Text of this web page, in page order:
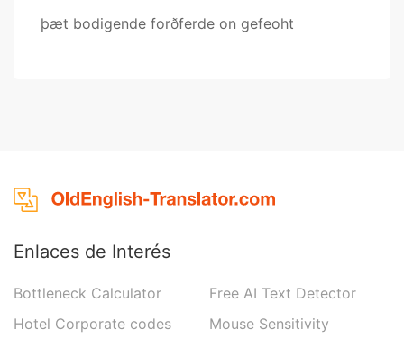
þæt bodigende forðferde on gefeoht
Enlaces de Interés
Bottleneck Calculator
Hotel Corporate codes
Free AI Text Detector
Mouse Sensitivity